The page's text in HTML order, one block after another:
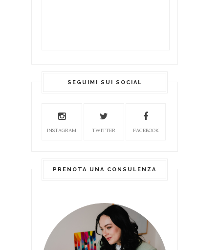
SEGUIMI SUI SOCIAL
INSTAGRAM TWITTER FACEBOOK
PRENOTA UNA CONSULENZA